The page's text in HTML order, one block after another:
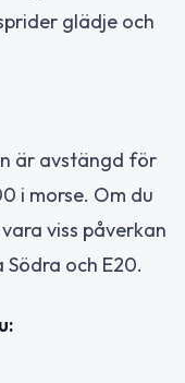
glädje och
är avstängd för
i morse. Om du
viss påverkan
och E20.